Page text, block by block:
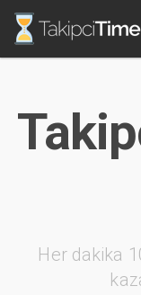
Her dakika